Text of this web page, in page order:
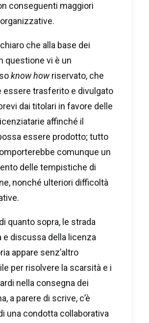
conseguenti maggiori
che alla base dei
questione vi è un
know howriservato, che
essere trasferito e divulgato
dai titolari in favore delle
affinché il
essere prodotto; tutto
comunque un
delle tempistiche di
nonché ulteriori difficoltà
quanto sopra, le strada
e discussa della licenza
appare senz’altro
per risolvere la scarsità e i
nella consegna dei
a parere di scrive, c’è
una condotta collaborativa